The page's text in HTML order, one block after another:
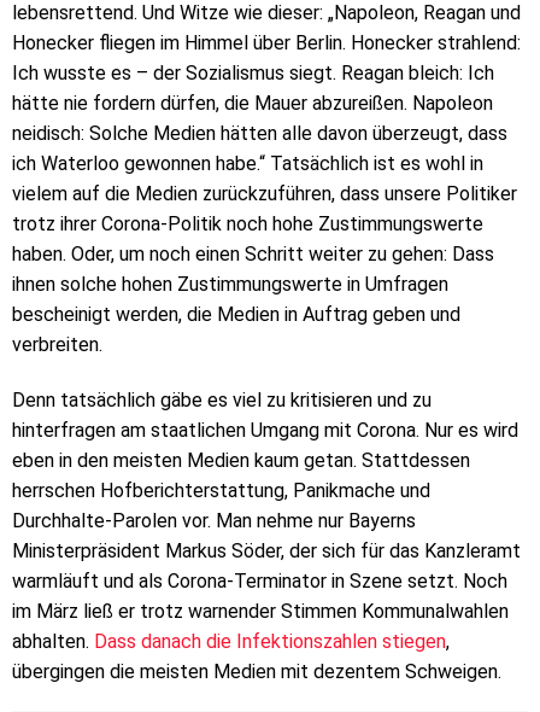
lebensrettend. Und Witze wie dieser: „Napoleon, Reagan und
Honecker fliegen im Himmel über Berlin. Honecker strahlend:
Ich wusste es – der Sozialismus siegt. Reagan bleich: Ich
hätte nie fordern dürfen, die Mauer abzureißen. Napoleon
neidisch: Solche Medien hätten alle davon überzeugt, dass
ich Waterloo gewonnen habe.“ Tatsächlich ist es wohl in
vielem auf die Medien zurückzuführen, dass unsere Politiker
trotz ihrer Corona-Politik noch hohe Zustimmungswerte
haben. Oder, um noch einen Schritt weiter zu gehen: Dass
ihnen solche hohen Zustimmungswerte in Umfragen
bescheinigt werden, die Medien in Auftrag geben und
verbreiten.
Denn tatsächlich gäbe es viel zu kritisieren und zu
hinterfragen am staatlichen Umgang mit Corona. Nur es wird
eben in den meisten Medien kaum getan. Stattdessen
herrschen Hofberichterstattung, Panikmache und
Durchhalte-Parolen vor. Man nehme nur Bayerns
Ministerpräsident Markus Söder, der sich für das Kanzleramt
warmläuft und als Corona-Terminator in Szene setzt. Noch
im März ließ er trotz warnender Stimmen Kommunalwahlen
abhalten. Dass danach die Infektionszahlen stiegen,
übergingen die meisten Medien mit dezentem Schweigen.